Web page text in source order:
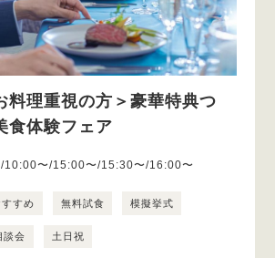
料理重視の方＞豪華特典つ
食体験フェア
10:00〜/15:00〜/15:30〜/16:00〜
すすめ 無料試食 模擬挙式
談会 土日祝